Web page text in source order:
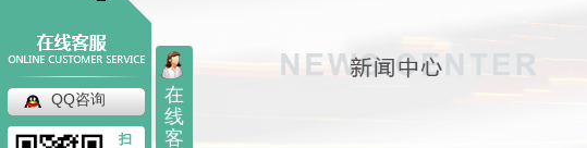
在
线
客
QQ咨询
扫